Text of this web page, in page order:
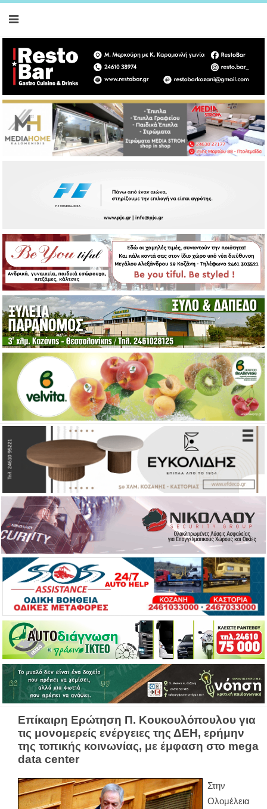
Επίκαιρη Ερώτηση Π. Κουκουλόπουλου για
τις μονομερείς ενέργειες της ΔΕΗ, ερήμην
της τοπικής κοινωνίας, με έμφαση στο mega
data center
Στην
Ολομέλεια